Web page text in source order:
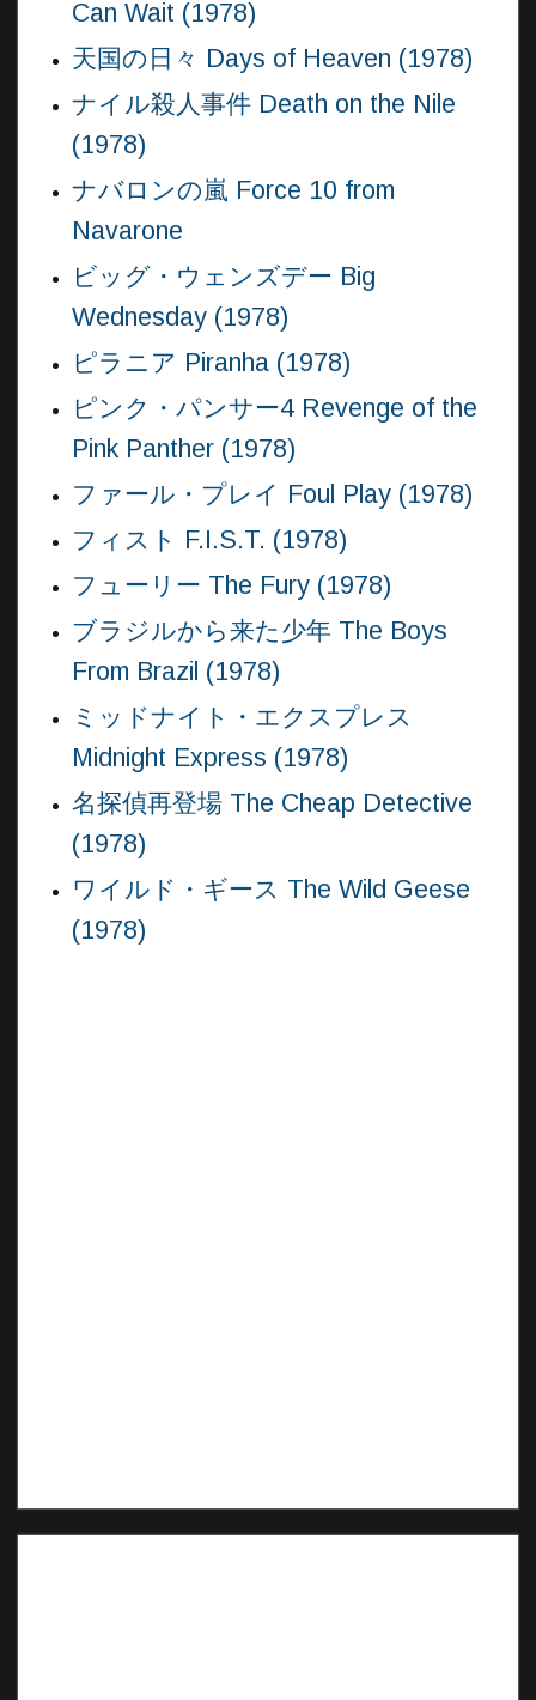
Can Wait (1978)
天国の日々 Days of Heaven (1978)
ナイル殺人事件 Death on the Nile
(1978)
ナバロンの嵐 Force 10 from
Navarone
ビッグ・ウェンズデー Big
Wednesday (1978)
ピラニア Piranha (1978)
ピンク・パンサー4 Revenge of the
Pink Panther (1978)
ファール・プレイ Foul Play (1978)
フィスト F.I.S.T. (1978)
フューリー The Fury (1978)
ブラジルから来た少年 The Boys
From Brazil (1978)
ミッドナイト・エクスプレス
Midnight Express (1978)
名探偵再登場 The Cheap Detective
(1978)
ワイルド・ギース The Wild Geese
(1978)